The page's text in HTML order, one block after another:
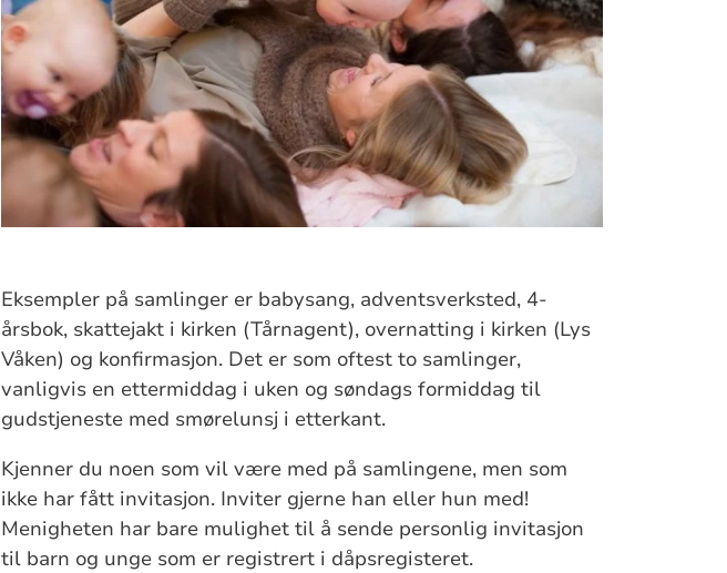
Eksempler på samlinger er babysang, adventsverksted, 4-
årsbok, skattejakt i kirken (Tårnagent), overnatting i kirken (Lys
Våken) og konfirmasjon. Det er som oftest to samlinger,
vanligvis en ettermiddag i uken og søndags formiddag til
gudstjeneste med smørelunsj i etterkant.
Kjenner du noen som vil være med på samlingene, men som
ikke har fått invitasjon. Inviter gjerne han eller hun med!
Menigheten har bare mulighet til å sende personlig invitasjon
til barn og unge som er registrert i dåpsregisteret.